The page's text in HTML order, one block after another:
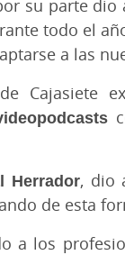
su parte
todo el
a las
Cajasiete
Herrador, dio
de esta
a los